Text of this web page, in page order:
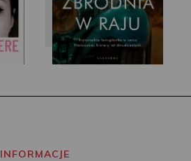
INFORMACJE